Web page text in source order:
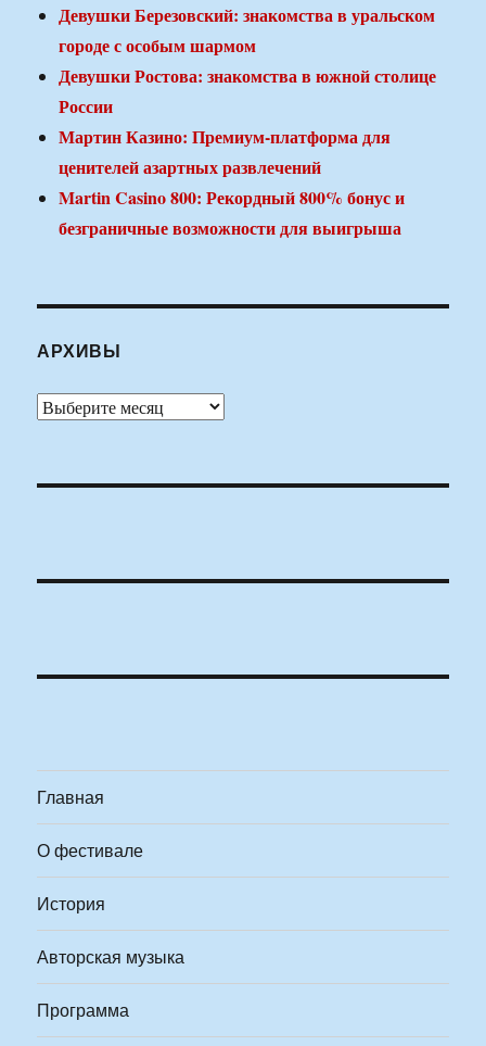
Девушки Березовский: знакомства в уральском
городе с особым шармом
Девушки Ростова: знакомства в южной столице
России
Мартин Казино: Премиум-платформа для
ценителей азартных развлечений
Martin Casino 800: Рекордный 800% бонус и
безграничные возможности для выигрыша
АРХИВЫ
Архивы
Главная
О фестивале
История
Авторская музыка
Программа